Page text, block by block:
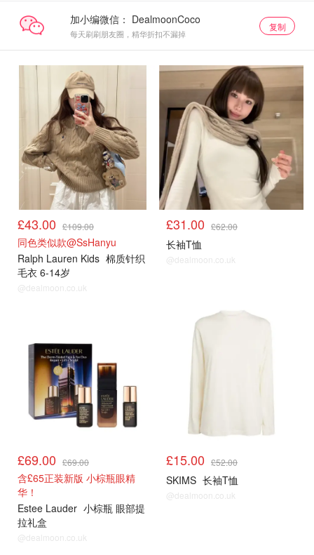
加小编微信：
每天刷刷朋友圈，精华折扣不漏掉
复制
£43.00 £109.00
同色类似款@SsHanyu
Ralph Lauren Kids 棉质针织
毛衣 6-14岁
@dealmoon.co.uk
£31.00 £62.00
长袖T恤
@dealmoon.co.uk
£69.00 £69.00
含£65正装新版 小棕瓶眼精
华！
Estee Lauder 小棕瓶 眼部提
拉礼盒
@dealmoon.co.uk
£15.00 £52.00
SKIMS 长袖T恤
@dealmoon.co.uk